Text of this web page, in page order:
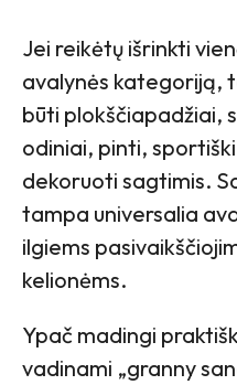
Jei reikėtų išrinkti
avalynės kategoriją,
būti plokščiapadžiai,
odiniai, pinti,
dekoruoti sagtimis.
tampa universalia
ilgiems
kelionėms.
Ypač madingi
vadinami „granny